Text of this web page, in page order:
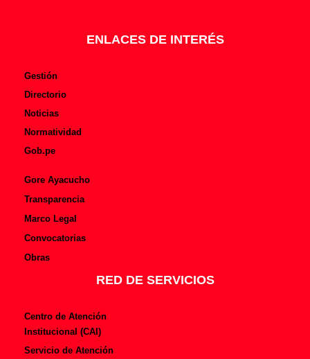
ENLACES DE INTERÉS
Gestión
Directorio
Noticias
Normatividad
Gob.pe
Gore Ayacucho
Transparencia
Marco Legal
Convocatorias
Obras
RED DE SERVICIOS
Centro de Atención
Institucional (CAI)
Servicio de Atención